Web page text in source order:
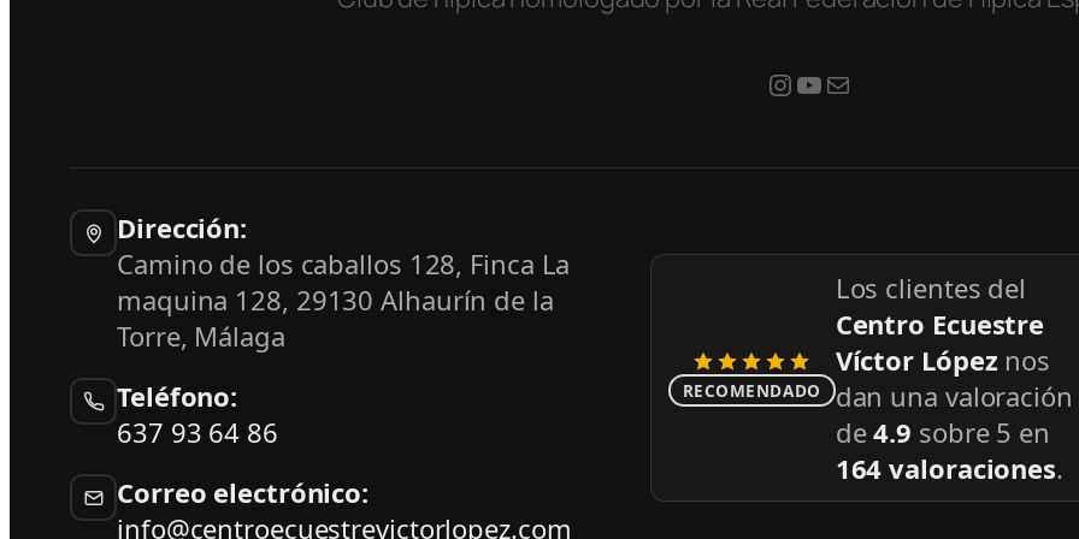
#YouTube
Mail
Dirección:
Camino de los caballos 128, Finca La
maquina 128, 29130 Alhaurín de la
Torre, Málaga
Teléfono:
637 93 64 86
Correo electrónico:
info@centroecuestrevictorlopez.com
RECOMENDADO
Los clientes del
Centro Ecuestre
Víctor López nos
dan una valoración
de4.9 sobre 5 en
164 valoraciones.